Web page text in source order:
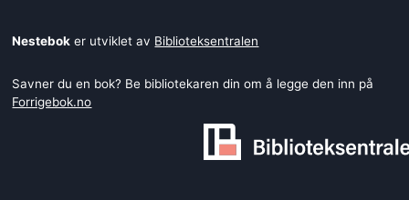
Nestebok er utviklet av Biblioteksentralen
Savner du en bok? Be bibliotekaren din om å legge den inn på
Forrigebok.no